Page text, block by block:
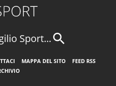
Sport...
MAPPA DEL SITO
FEED RSS